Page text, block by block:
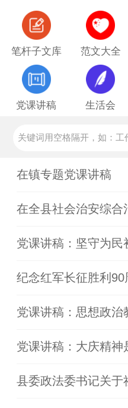
笔杆子文库 范文大全
党课讲稿 生活会
在镇专题党课讲稿
在全县社会治安综合
党课讲稿：坚守为民
纪念红军长征胜利90
党课讲稿：思想政治
党课讲稿：大庆精神
县委政法委书记关于